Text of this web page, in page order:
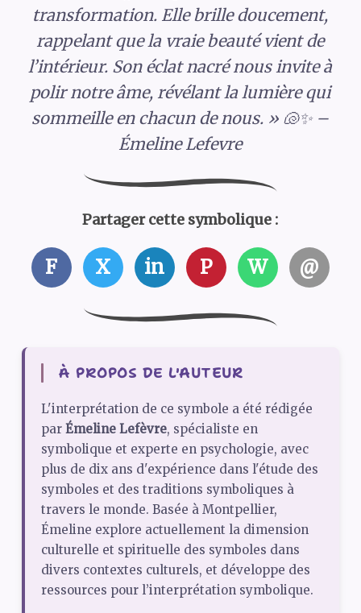
transformation. Elle brille doucement,
rappelant que la vraie beauté vient de
l’intérieur. Son éclat nacré nous invite à
polir notre âme, révélant la lumière qui
sommeille en chacun de nous. » 🐚✨ –
Émeline Lefevre
Partager cette symbolique :
F X in P W @
À PROPOS DE L'AUTEUR
L'interprétation de ce symbole a été rédigée
par Émeline Lefèvre, spécialiste en
symbolique et experte en psychologie, avec
plus de dix ans d'expérience dans l'étude des
symboles et des traditions symboliques à
travers le monde. Basée à Montpellier,
Émeline explore actuellement la dimension
culturelle et spirituelle des symboles dans
divers contextes culturels, et développe des
ressources pour l’interprétation symbolique.